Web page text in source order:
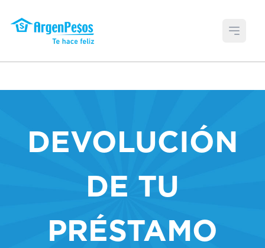
Open
DEVOLUCIÓN
DE TU
PRÉSTAMO